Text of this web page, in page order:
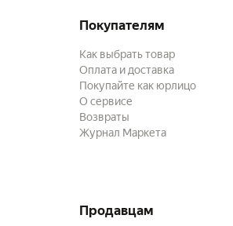
Покупателям
Как выбрать товар
Оплата и доставка
Покупайте как юрлицо
О сервисе
Возвраты
Журнал Маркета
Продавцам